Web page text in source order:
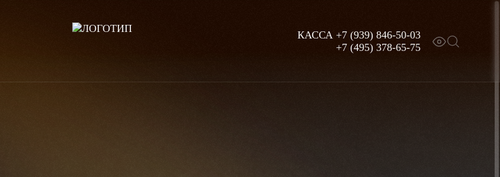
КАССА +7 (939) 846-50-03
+7 (495) 378-65-75